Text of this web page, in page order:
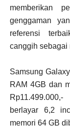
memberikan
genggaman
referensi
canggih sebagai
Samsung
RAM 4GB dan
berlayar 6,2
memori 64 GB